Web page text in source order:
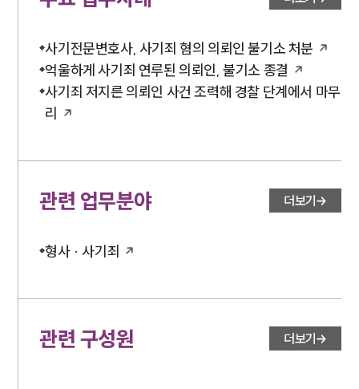
사기전문변호사, 사기죄 혐의 의뢰인 불기소 처분
억울하게 사기죄 연루된 의뢰인, 불기소 종결
사기죄 저지른 의뢰인 사건 조력해 경찰 단계에서 마무
리
관련 업무분야 더보기
형사 · 사기죄
관련 구성원 더보기